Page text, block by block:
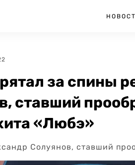
за спины
ставший
«Любэ»
Солуянов, ставший